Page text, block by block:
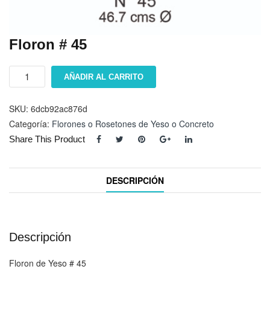
Floron # 45
Floron
cantidad
AÑADIR AL CARRITO
SKU: 6dcb92ac876d
Categoría: Florones o Rosetones de Yeso o Concreto
Share This Product
DESCRIPCIÓN
Descripción
Floron de Yeso # 45